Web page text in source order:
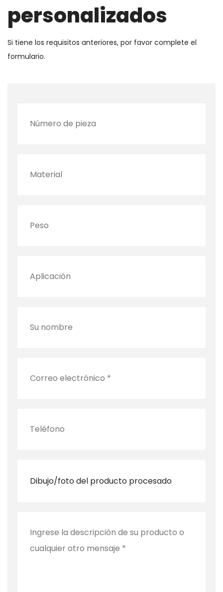
personalizados
Si tiene los requisitos anteriores, por favor complete el
formulario.
Dibujo/foto del producto procesado